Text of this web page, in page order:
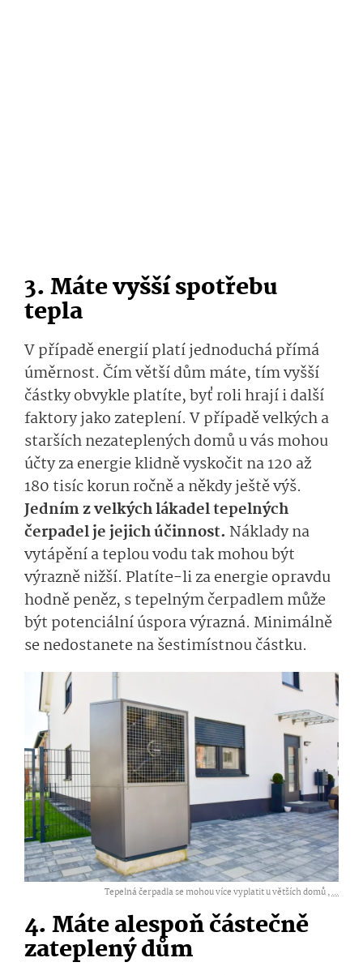
3. Máte vyšší spotřebu
tepla
V případě energií platí jednoduchá přímá
úměrnost. Čím větší dům máte, tím vyšší
částky obvykle platíte, byť roli hrají i další
faktory jako zateplení. V případě velkých a
starších nezateplených domů u vás mohou
účty za energie klidně vyskočit na 120 až
180 tisíc korun ročně a někdy ještě výš.
Jedním z velkých lákadel tepelných
čerpadel je jejich účinnost. Náklady na
vytápění a teplou vodu tak mohou být
výrazně nižší. Platíte-li za energie opravdu
hodně peněz, s tepelným čerpadlem může
být potenciální úspora výrazná. Minimálně
se nedostanete na šestimístnou částku.
Tepelná čerpadla se mohou více vyplatit u větších domů ,...
4. Máte alespoň částečně
zateplený dům